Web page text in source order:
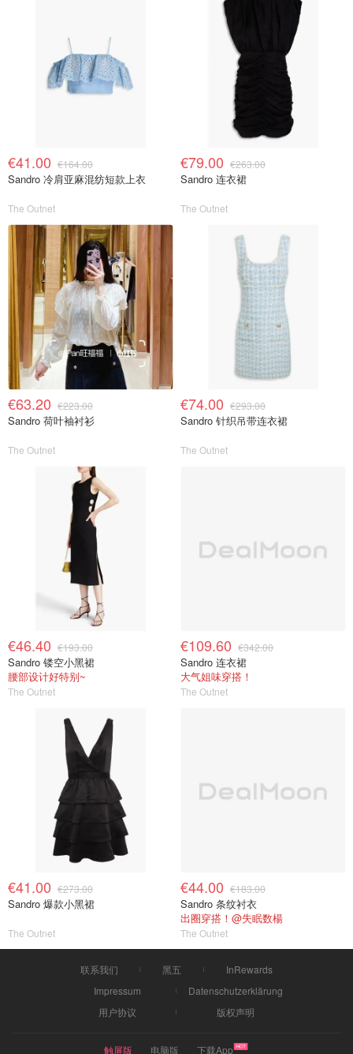
€41.00 €164.00
Sandro 冷肩亚麻混纺短款上衣
The Outnet
€79.00 €263.00
Sandro 连衣裙
The Outnet
€63.20 €223.00
Sandro 荷叶袖衬衫
The Outnet
€74.00 €293.00
Sandro 针织吊带连衣裙
The Outnet
€46.40 €193.00
Sandro 镂空小黑裙
腰部设计好特别~
The Outnet
€109.60 €342.00
Sandro 连衣裙
大气姐味穿搭！
The Outnet
€41.00 €273.00
Sandro 爆款小黑裙
The Outnet
€44.00 €183.00
Sandro 条纹衬衣
出圈穿搭！@失眠数楊
The Outnet
联系我们 黑五
InRewards
Impressum
Datenschutzerklärung
用户协议
版权声明
触屏版 电脑版 下载App